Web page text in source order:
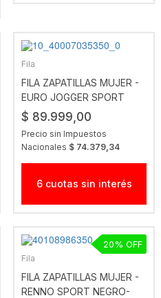
Fila
FILA ZAPATILLAS MUJER -
EURO JOGGER SPORT
$ 89.999,00
Precio sin Impuestos
Nacionales $ 74.379,34
6 cuotas sin interés
Fila
FILA ZAPATILLAS MUJER -
RENNO SPORT NEGRO-
20